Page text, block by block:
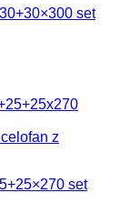
set
set